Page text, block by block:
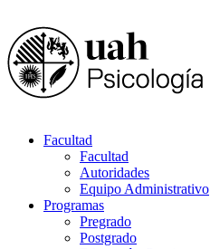
Facultad
Facultad
Autoridades
Equipo Administrativo
Programas
Pregrado
Postgrado